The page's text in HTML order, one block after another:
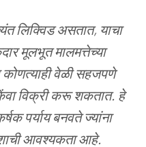
लिक्विड असतात, याचा
मूलभूत मालमत्तेच्या
कोणत्याही वेळी सहजपणे
विक्री करू शकतात. हे
पर्याय बनवते ज्यांना
आवश्यकता आहे.